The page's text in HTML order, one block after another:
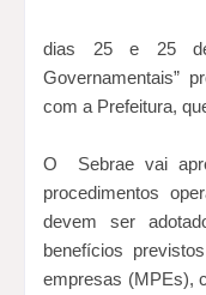
dias 25 e 25
Governamentais”
com a Prefeitura,
O Sebrae vai
procedimentos
devem ser
benefícios
empresas (MPEs),